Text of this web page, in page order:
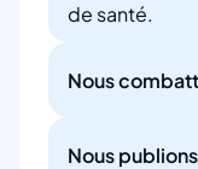
de santé.
Nous
Nous